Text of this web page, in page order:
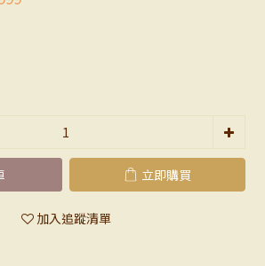
立即購買
加入追蹤清單